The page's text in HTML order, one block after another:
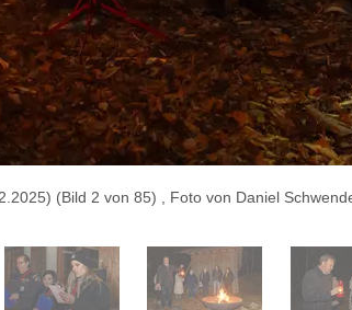
(Bild 2 von 85) , Foto von Daniel